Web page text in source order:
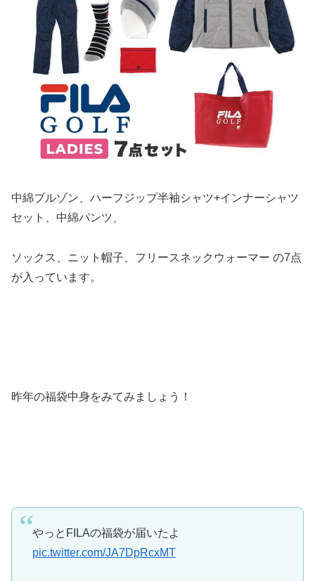
中綿ブルゾン、ハーフジップ半袖シャツ+インナーシャツ
セット、中綿パンツ、
ソックス、ニット帽子、フリースネックウォーマー の7点
が入っています。
昨年の福袋中身をみてみましょう！
やっとFILAの福袋が届いたよ
pic.twitter.com/JA7DpRcxMT